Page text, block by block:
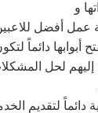
و
عمل أفضل
أبوابها دائماً
إليهم لحل
دائماً لتقديم